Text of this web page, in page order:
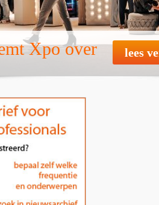
Xpo over lees